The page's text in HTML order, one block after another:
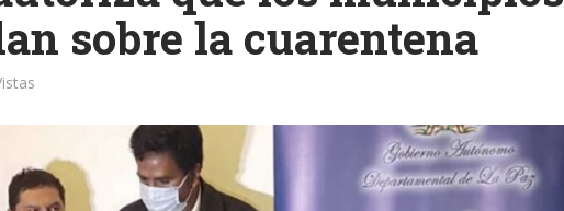
sobre la cuarentena